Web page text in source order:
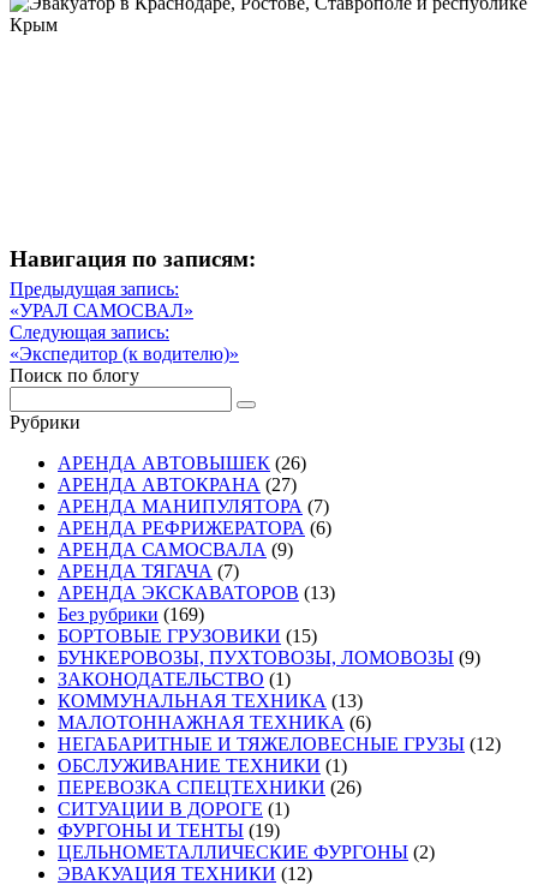
Навигация по записям:
Навигация
по
записям
Предыдущая запись:
Предыдущая
запись
«УРАЛ САМОСВАЛ»
Следующая запись:
Следующая
запись
«Экспедитор (к водителю)»
Поиск по блогу
Рубрики
АРЕНДА АВТОВЫШЕК (26)
АРЕНДА АВТОКРАНА (27)
АРЕНДА МАНИПУЛЯТОРА (7)
АРЕНДА РЕФРИЖЕРАТОРА (6)
АРЕНДА САМОСВАЛА (9)
АРЕНДА ТЯГАЧА (7)
АРЕНДА ЭКСКАВАТОРОВ (13)
Без рубрики (169)
БОРТОВЫЕ ГРУЗОВИКИ (15)
БУНКЕРОВОЗЫ, ПУХТОВОЗЫ, ЛОМОВОЗЫ (9)
ЗАКОНОДАТЕЛЬСТВО (1)
КОММУНАЛЬНАЯ ТЕХНИКА (13)
МАЛОТОННАЖНАЯ ТЕХНИКА (6)
НЕГАБАРИТНЫЕ И ТЯЖЕЛОВЕСНЫЕ ГРУЗЫ (12)
ОБСЛУЖИВАНИЕ ТЕХНИКИ (1)
ПЕРЕВОЗКА СПЕЦТЕХНИКИ (26)
СИТУАЦИИ В ДОРОГЕ (1)
ФУРГОНЫ И ТЕНТЫ (19)
ЦЕЛЬНОМЕТАЛЛИЧЕСКИЕ ФУРГОНЫ (2)
ЭВАКУАЦИЯ ТЕХНИКИ (12)